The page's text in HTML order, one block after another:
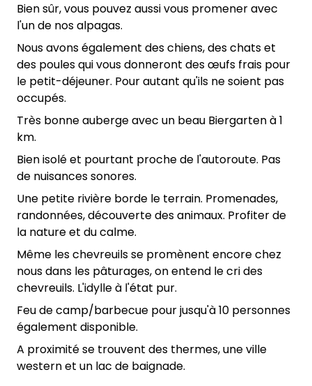
Bien sûr, vous pouvez aussi vous promener avec
l'un de nos alpagas.
Nous avons également des chiens, des chats et
des poules qui vous donneront des œufs frais pour
le petit-déjeuner. Pour autant qu'ils ne soient pas
occupés.
Très bonne auberge avec un beau Biergarten à 1
km.
Bien isolé et pourtant proche de l'autoroute. Pas
de nuisances sonores.
Une petite rivière borde le terrain. Promenades,
randonnées, découverte des animaux. Profiter de
la nature et du calme.
Même les chevreuils se promènent encore chez
nous dans les pâturages, on entend le cri des
chevreuils. L'idylle à l'état pur.
Feu de camp/barbecue pour jusqu'à 10 personnes
également disponible.
A proximité se trouvent des thermes, une ville
western et un lac de baignade.